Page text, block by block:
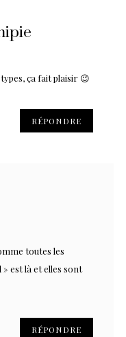
ça fait plaisir 😉
RÉPONDRE
toutes les
» est là et elles sont
RÉPONDRE